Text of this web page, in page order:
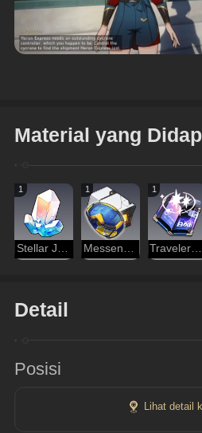
Material yang
1
Stellar Jade
1
Messenger Traversing Hackerspace
1
Traveler's Guide
Detail
Posisi
Lihat detail